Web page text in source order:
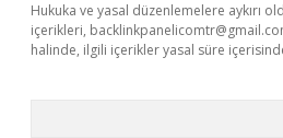
Hukuka ve yasal düzenlemelere aykırı
içerikleri,
halinde, ilgili içerikler yasal süre